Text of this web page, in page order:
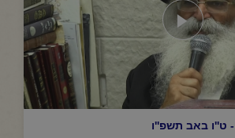
- ט''ו באב תשפ''ו